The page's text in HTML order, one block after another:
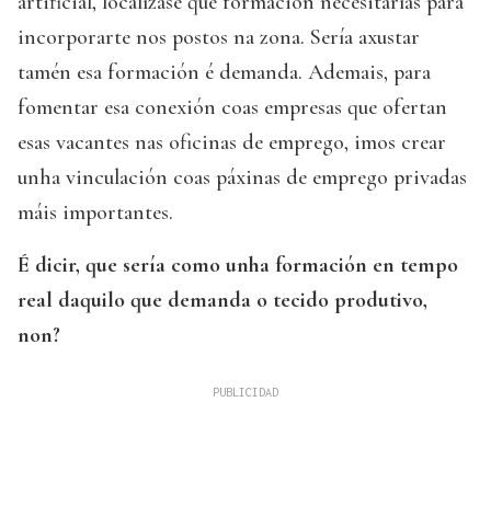
incorporarte nos postos na zona. Sería axustar
tamén esa formación é demanda. Ademais, para
fomentar esa conexión coas empresas que ofertan
esas vacantes nas oficinas de emprego, imos crear
unha vinculación coas páxinas de emprego privadas
máis importantes.
É dicir, que sería como unha formación en tempo
real daquilo que demanda o tecido produtivo,
non?